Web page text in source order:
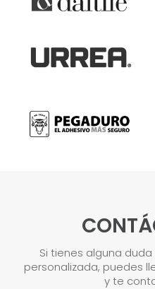
Si tienes alguna
personalizada, puedes
y te